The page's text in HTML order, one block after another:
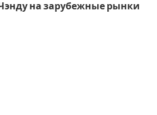
на зарубежные рынки